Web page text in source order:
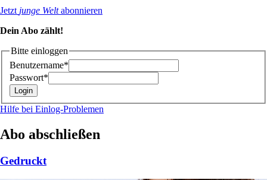
Jetzt junge Weltabonnieren
Dein Abo zählt!
Bitte einloggen
Benutzername*
Passwort*
Hilfe bei Einlog-Problemen
Abo abschließen
Gedruckt